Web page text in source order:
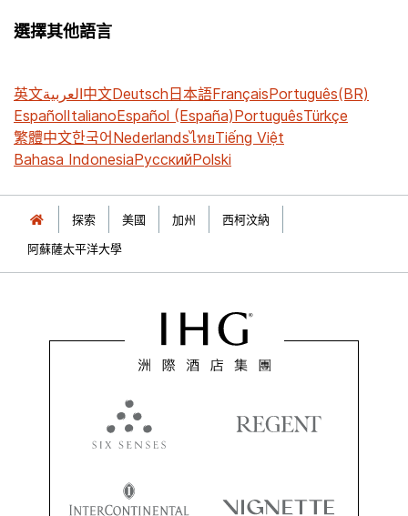
選擇其他語言
英文العربية中文Deutsch日本語FrançaisPortuguês(BR)
EspañolItalianoEspañol (España)PortuguêsTürkçe
繁體中文한국어NederlandsไทยTiếng Việt
Bahasa IndonesiaРусскийPolski
探索 美國 加州
西柯汶納
阿蘇薩太平洋大學